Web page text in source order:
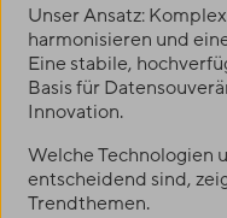
Unser Ansatz:
harmonisieren und
Eine stabile,
Basis für
Innovation.
Welche Technologien
entscheidend sind,
Trendthemen.